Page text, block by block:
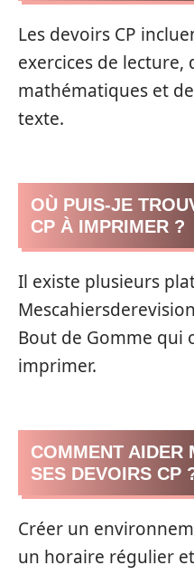
Les devoirs CP
exercices de lecture,
mathématiques et
texte.
OÙ PUIS-JE
CP À IMPRIMER ?
Il existe plusieurs
Bout de Gomme qui
imprimer.
COMMENT AIDER
SES DEVOIRS CP
Créer un
un horaire régulier